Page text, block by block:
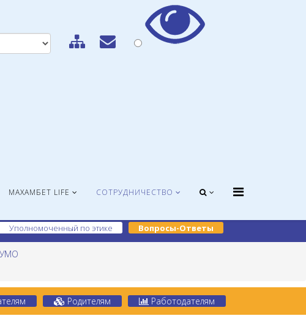
МАХАМБЕТ LIFE СОТРУДНИЧЕСТВО
Уполномоченный по этике Вопросы-Ответы
УМО
Родителям Работодателям